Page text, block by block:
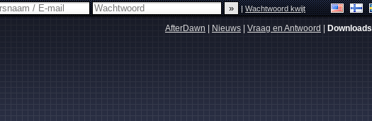
|Wachtwoord kwijt
AfterDawn Nieuws Vraag en Antwoord Downloads